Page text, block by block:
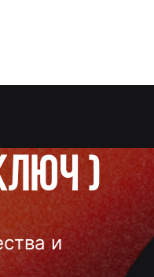
)
и